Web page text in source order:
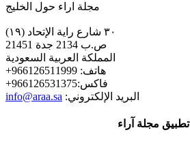
مجلة اراء حول الخليج
٣٠ شارع راية الإتحاد (١٩)
ص.ب 2134 جدة 21451
المملكة العربية السعودية
+هاتف: 966126511999
+فاكس:966126531375
info@araa.sa :البريد الإلكتروني
تطبيق مجلة آراء